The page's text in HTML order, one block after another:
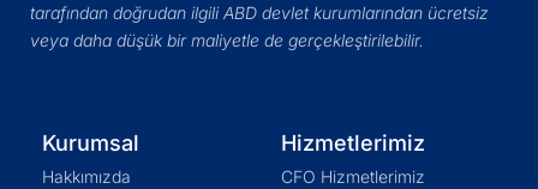
tarafından doğrudan ilgili ABD devlet kurumlarından ücretsiz
veya daha düşük bir maliyetle de gerçekleştirilebilir.
Kurumsal
Hakkımızda
Hizmetlerimiz
CFO Hizmetlerimiz